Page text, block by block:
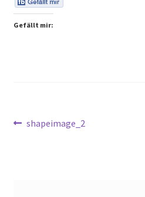
Peps Gedanken
Gefällt mir:
Beitragsnavigation
Vorheriger
shapeimage_2